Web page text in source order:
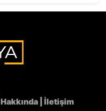
Hakkında İletişim